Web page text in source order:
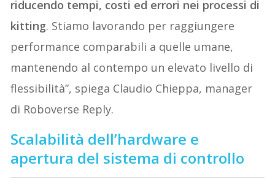
riducendo tempi, costi ed errori nei processi di
kitting. Stiamo lavorando per raggiungere
performance comparabili a quelle umane,
mantenendo al contempo un elevato livello di
flessibilità”, spiega Claudio Chieppa, manager
di Roboverse Reply.
Scalabilità dell’hardware e
apertura del sistema di controllo